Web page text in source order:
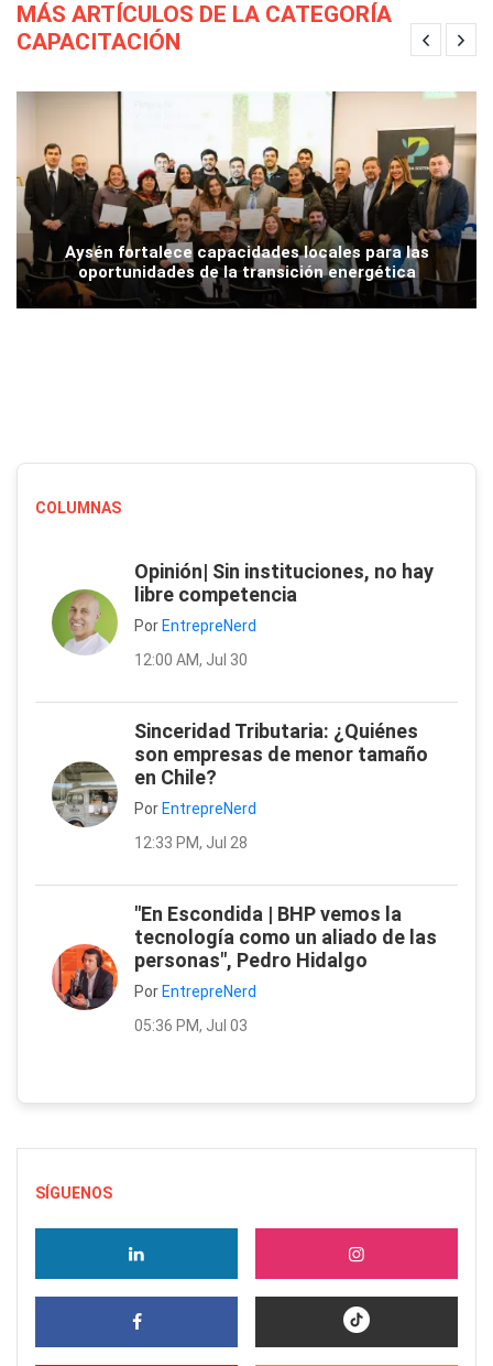
MÁS ARTÍCULOS DE LA CATEGORÍA
CAPACITACIÓN
Aysén fortalece capacidades locales para las
oportunidades de la transición energética
COLUMNAS
Opinión| Sin instituciones, no hay
libre competencia
Por EntrepreNerd
12:00 AM, Jul 30
Sinceridad Tributaria: ¿Quiénes
son empresas de menor tamaño
en Chile?
Por EntrepreNerd
12:33 PM, Jul 28
"En Escondida | BHP vemos la
tecnología como un aliado de las
personas", Pedro Hidalgo
Por EntrepreNerd
05:36 PM, Jul 03
SÍGUENOS